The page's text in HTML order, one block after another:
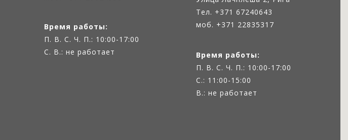
Время работы:
П. В. С. Ч. П.: 10:00-17:00
С. В.: не работает
Тел. +371 67240643
моб. +371 22835317
Время работы:
П. В. С. Ч. П.: 10:00-17:00
С.: 11:00-15:00
В.: не работает